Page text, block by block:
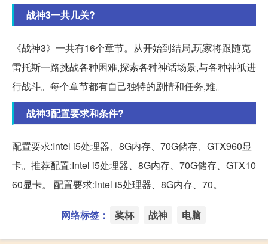
战神3一共几关?
《战神3》一共有16个章节。从开始到结局,玩家将跟随克
雷托斯一路挑战各种困难,探索各种神话场景,与各种神祇进
行战斗。每个章节都有自己独特的剧情和任务,难。
战神3配置要求和条件?
配置要求:Intel i5处理器、8G内存、70G储存、GTX960显
卡。推荐配置:Intel i5处理器、8G内存、70G储存、GTX10
60显卡。 配置要求:Intel i5处理器、8G内存、70。
网络标签： 奖杯 战神 电脑